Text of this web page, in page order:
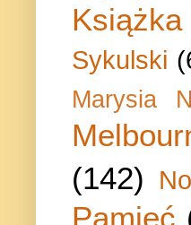
Książka
Sykulski
Marysia
(142)
Pamięć